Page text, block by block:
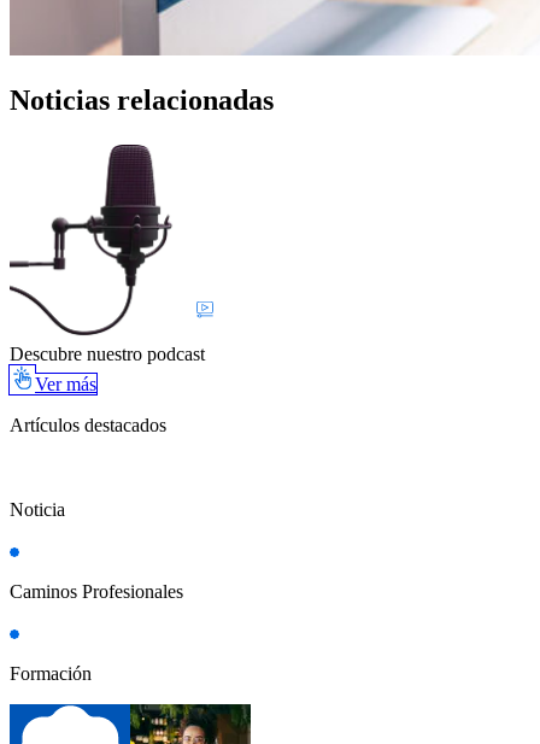
Noticias relacionadas
Descubre nuestro podcast
Ver más
Artículos destacados
Noticia
Caminos Profesionales
Formación